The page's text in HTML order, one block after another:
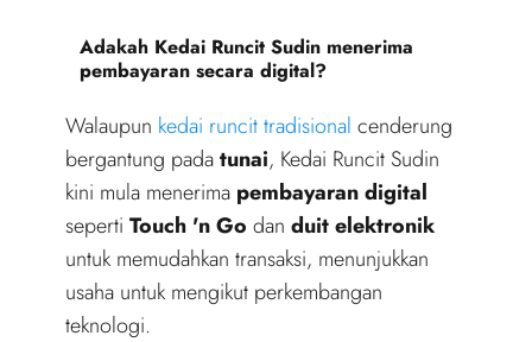
Adakah Kedai Runcit Sudin menerima
pembayaran secara digital?
Walaupun kedai runcit tradisional cenderung
bergantung padatunai, Kedai Runcit Sudin
kini mula menerima pembayaran digital
seperti Touch 'n Go dan duit elektronik
untuk memudahkan transaksi, menunjukkan
usaha untuk mengikut perkembangan
teknologi.